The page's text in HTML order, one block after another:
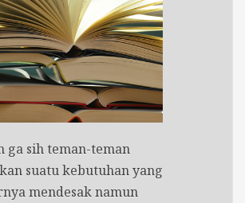
ga sih teman-teman
suatu kebutuhan yang
mendesak namun